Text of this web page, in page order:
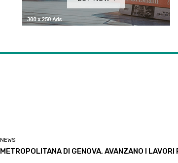
NEWS
METROPOLITANA DI GENOVA, AVANZANO I